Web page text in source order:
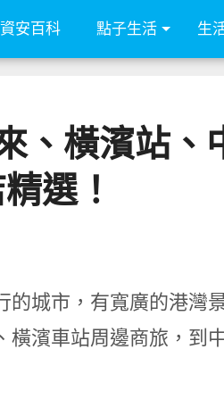
資安百科 點子生活 生
、橫濱站
選！
的城市，有寬廣的港灣
橫濱車站周邊商旅，到